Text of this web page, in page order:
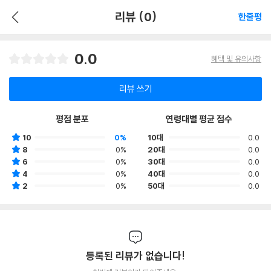
리뷰 (0) 한줄평
0.0 혜택 및 유의사항
리뷰 쓰기
평점 분포
10
0%
8
0%
6
0%
4
0%
2
0%
연령대별 평균 점수
10대
0.0
20대
0.0
30대
0.0
40대
0.0
50대
0.0
등록된 리뷰가 없습니다!